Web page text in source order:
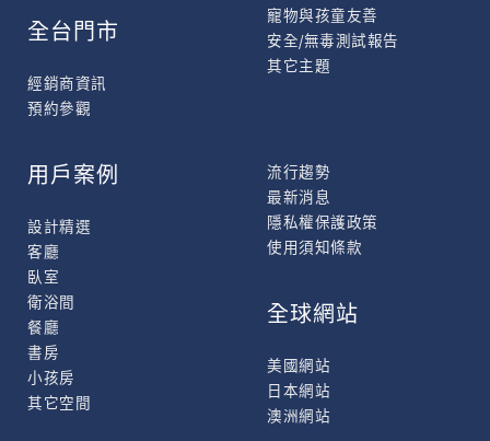
寵物與孩童友善
安全/無毒測試報告
其它主題
全台門市
經銷商資訊
預約參觀
用戶案例
設計精選
客廳
臥室
衛浴間
餐廳
書房
小孩房
其它空間
流行趨勢
最新消息
隱私權保護政策
使用須知條款
全球網站
美國網站
日本網站
澳洲網站